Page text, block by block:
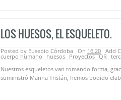
LOS HUESOS, EL ESQUELETO.
Posted by Eusebio Córdoba On 16:20 Add
cuerpo humano huesos Proyectos QR
Nuestros esqueletos van tomando forma,
suministró Marina Tristán, hemos podido